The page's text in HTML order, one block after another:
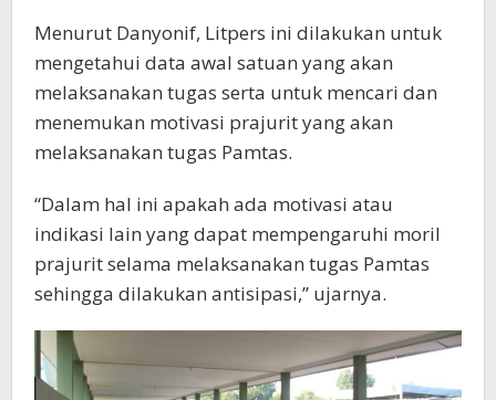
Menurut Danyonif, Litpers ini dilakukan untuk
mengetahui data awal satuan yang akan
melaksanakan tugas serta untuk mencari dan
menemukan motivasi prajurit yang akan
melaksanakan tugas Pamtas.
“Dalam hal ini apakah ada motivasi atau
indikasi lain yang dapat mempengaruhi moril
prajurit selama melaksanakan tugas Pamtas
sehingga dilakukan antisipasi,” ujarnya.